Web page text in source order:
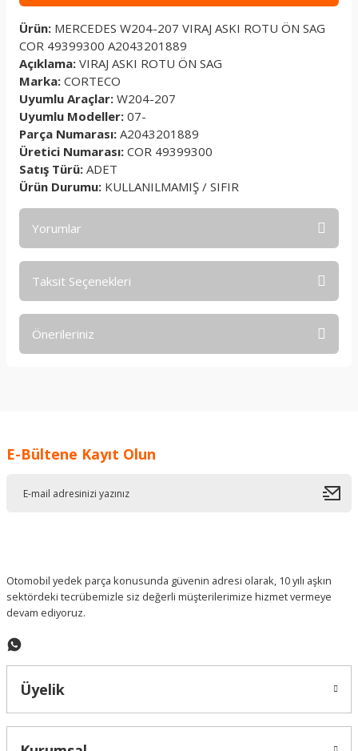
Ürün: MERCEDES W204-207 VIRAJ ASKI ROTU ÖN SAG
COR 49399300 A2043201889
Açıklama: VIRAJ ASKI ROTU ÖN SAG
Marka: CORTECO
Uyumlu Araçlar: W204-207
Uyumlu Modeller: 07-
Parça Numarası: A2043201889
Üretici Numarası: COR 49399300
Satış Türü: ADET
Ürün Durumu: KULLANILMAMIŞ / SIFIR
Yorumlar
Taksit Seçenekleri
Önerileriniz
Ürün resmi kalitesiz, bozuk veya görüntülenemiyor.
E-Bültene Kayıt Olun
Otomobil yedek parça konusunda güvenin adresi olarak, 10 yılı aşkın
sektördeki tecrübemizle siz değerli müşterilerimize hizmet vermeye
devam ediyoruz.
Üyelik